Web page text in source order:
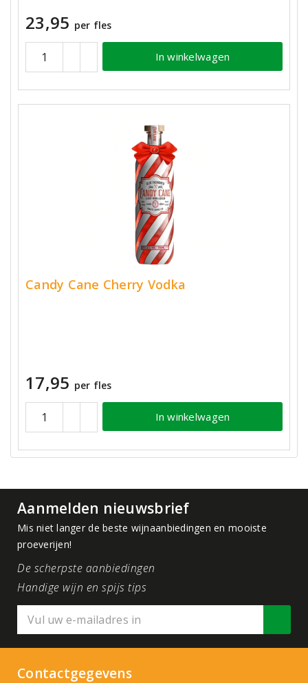
23,95 per fles
In winkelwagen
Candy Cane Cherry Vodka
17,95 per fles
In winkelwagen
Aanmelden nieuwsbrief
Mis niet langer de beste wijnaanbiedingen en mooiste
proeverijen!
De scherpste aanbiedingen
Handige wijn en spijs tips
Contactgegevens